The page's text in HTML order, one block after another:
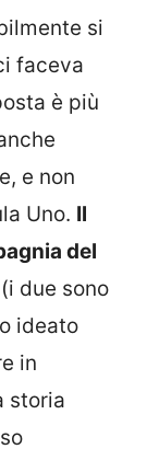
si
faceva
è più
e non
Uno. Il
del
(i due sono
ideato
in
storia